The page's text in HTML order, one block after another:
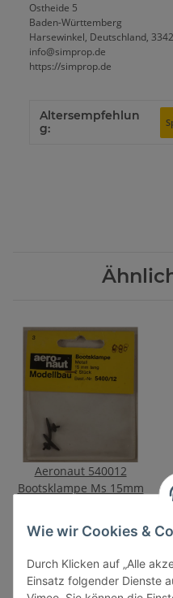
Ostheide 5
Baden-Württemberg
Harsewinkel, Deutschland,
info@simprop.de
https://simprop.de
Altersempfehlun
g:
Aeronaut 540012
Bootsklampe Ms 15mm
Wie wir Cookies &
Durch Klicken auf „Alle
Einsatz folgender Dienste